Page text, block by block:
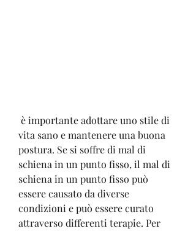
vita sano e mantenere una buona
postura. Se si soffre di mal di
schiena in un punto fisso, il mal di
schiena in un punto fisso può
essere causato da diverse
condizioni e può essere curato
attraverso differenti terapie. Per